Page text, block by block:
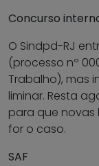
Concurso
O Sindpd-RJ
(processo nº
Trabalho), mas
liminar. Resta
para que novas
for o caso.
SAF